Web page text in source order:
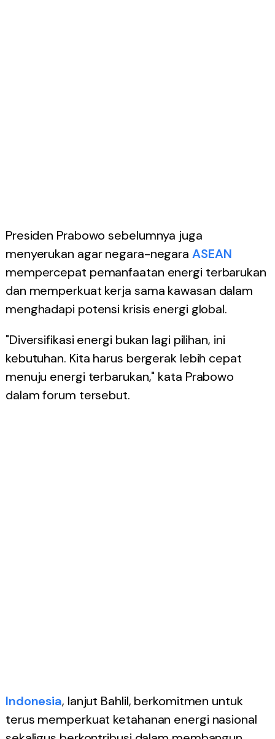
Presiden Prabowo sebelumnya juga
menyerukan agar negara-negara ASEAN
mempercepat pemanfaatan energi terbarukan
dan memperkuat kerja sama kawasan dalam
menghadapi potensi krisis energi global.
"Diversifikasi energi bukan lagi pilihan, ini
kebutuhan. Kita harus bergerak lebih cepat
menuju energi terbarukan," kata Prabowo
dalam forum tersebut.
Indonesia, lanjut Bahlil, berkomitmen untuk
terus memperkuat ketahanan energi nasional